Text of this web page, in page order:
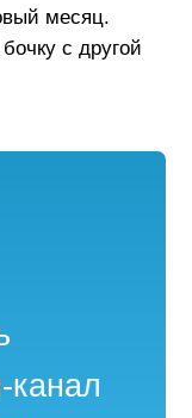
месяц.
с другой
канал